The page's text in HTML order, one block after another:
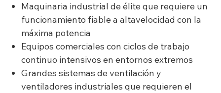
Maquinaria industrial de élite que requiere un
funcionamiento fiable a altavelocidad con la
máxima potencia
Equipos comerciales con ciclos de trabajo
continuo intensivos en entornos extremos
Grandes sistemas de ventilación y
ventiladores industriales que requieren el